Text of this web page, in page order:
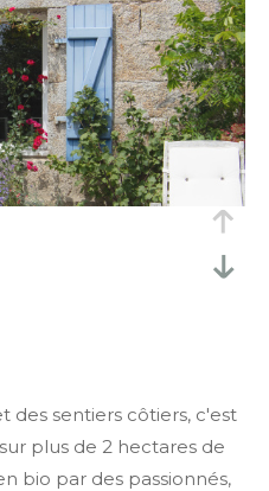
des sentiers côtiers, c'est
plus de 2 hectares de
bio par des passionnés,